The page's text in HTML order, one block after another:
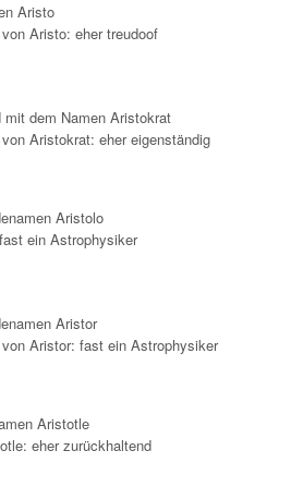
Aristo
Aristo: eher treudoof
mit dem Namen Aristokrat
Aristokrat: eher eigenständig
Aristolo
ein Astrophysiker
Aristor
Aristor: fast ein Astrophysiker
Aristotle
eher zurückhaltend